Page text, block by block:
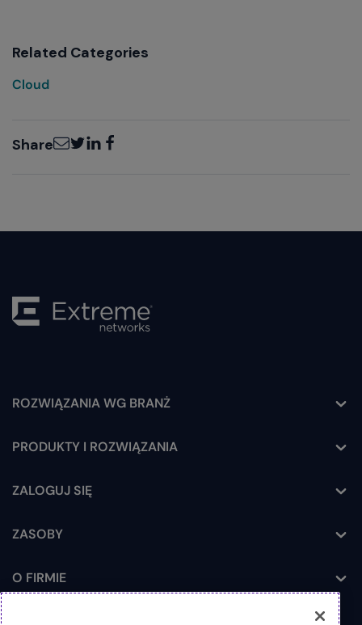
Related Categories
Cloud
ShareEmailTwitter
LinkedInFacebook
Toggle
ROZWIĄZANIA WG BRANŻ
Toggle
PRODUKTY I ROZWIĄZANIA
Toggle
ZALOGUJ SIĘ
Toggle
ZASOBY
Toggle
O FIRMIE